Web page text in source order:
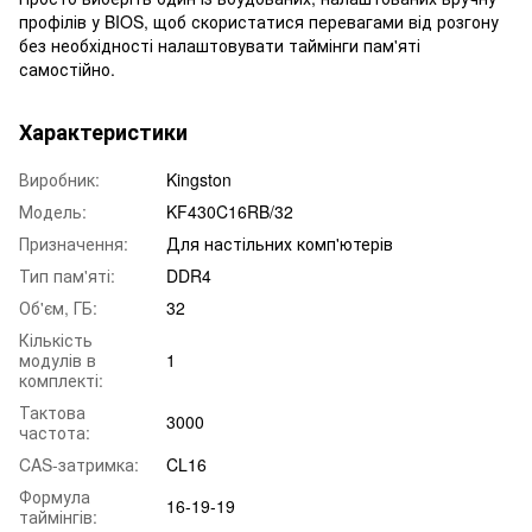
профілів у BIOS, щоб скористатися перевагами від розгону
без необхідності налаштовувати таймінги пам'яті
самостійно.
Характеристики
Виробник:
Kingston
Модель:
KF430C16RB/32
Призначення:
Для настільних комп'ютерів
Тип пам'яті:
DDR4
Об'єм, ГБ:
32
Кількість
модулів в
комплекті:
1
Тактова
частота:
3000
CAS-затримка:
CL16
Формула
таймінгів:
16-19-19